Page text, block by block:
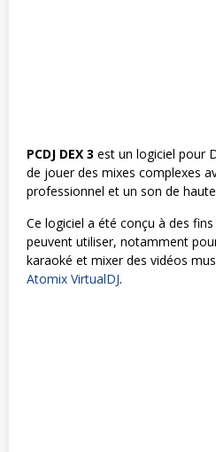
PCDJ DEX 3 est un logiciel pour
de jouer des mixes complexes
professionnel et un son de
Ce logiciel a été conçu à des
peuvent utiliser, notamment
karaoké et mixer des vidéos
Atomix VirtualDJ.